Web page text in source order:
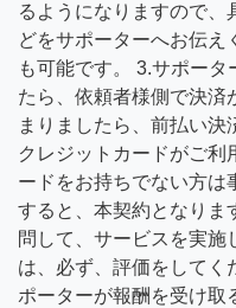
るようになりますので、
どをサポーターへお伝え
も可能です。 3.サポー
たら、依頼者様側で決済
まりましたら、前払い決
クレジットカードがご利
ードをお持ちでない方は
すると、本契約となりま
問して、サービスを実施
は、必ず、評価をしてく
ポーターが報酬を受け取